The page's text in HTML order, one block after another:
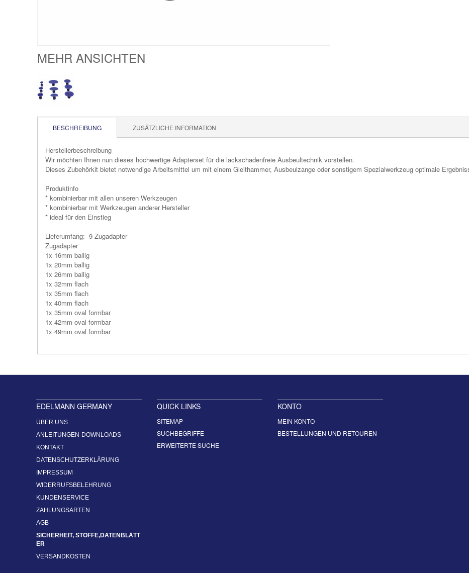
MEHR ANSICHTEN
BESCHREIBUNG ZUSÄTZLICHE INFORMATION
Herstellerbeschreibung
Wir möchten Ihnen nun dieses hochwertige Adapterset für die lackschadenfreie Ausbeultechnik vorstellen.
Dieses Zubehörkit bietet notwendige Arbeitsmittel um mit einem Gleithammer, Ausbeulzange oder sonstigem Spezialwerkzeug optimale
Produktinfo
* kombinierbar mit allen unseren Werkzeugen
* kombinierbar mit Werkzeugen anderer Hersteller
* ideal für den Einstieg
Lieferumfang: 9 Zugadapter
Zugadapter
1x 16mm ballig
1x 20mm ballig
1x 26mm ballig
1x 32mm flach
1x 35mm flach
1x 40mm flach
1x 35mm oval formbar
1x 42mm oval formbar
1x 49mm oval formbar
EDELMANN GERMANY
ÜBER UNS
ANLEITUNGEN-DOWNLOADS
KONTAKT
DATENSCHUTZERKLÄRUNG
IMPRESSUM
WIDERRUFSBELEHRUNG
KUNDENSERVICE
ZAHLUNGSARTEN
AGB
SICHERHEIT, STOFFE,DATENBLÄTT
ER
VERSANDKOSTEN
QUICK LINKS
SITEMAP
SUCHBEGRIFFE
ERWEITERTE SUCHE
KONTO
MEIN KONTO
BESTELLUNGEN UND RETOUREN